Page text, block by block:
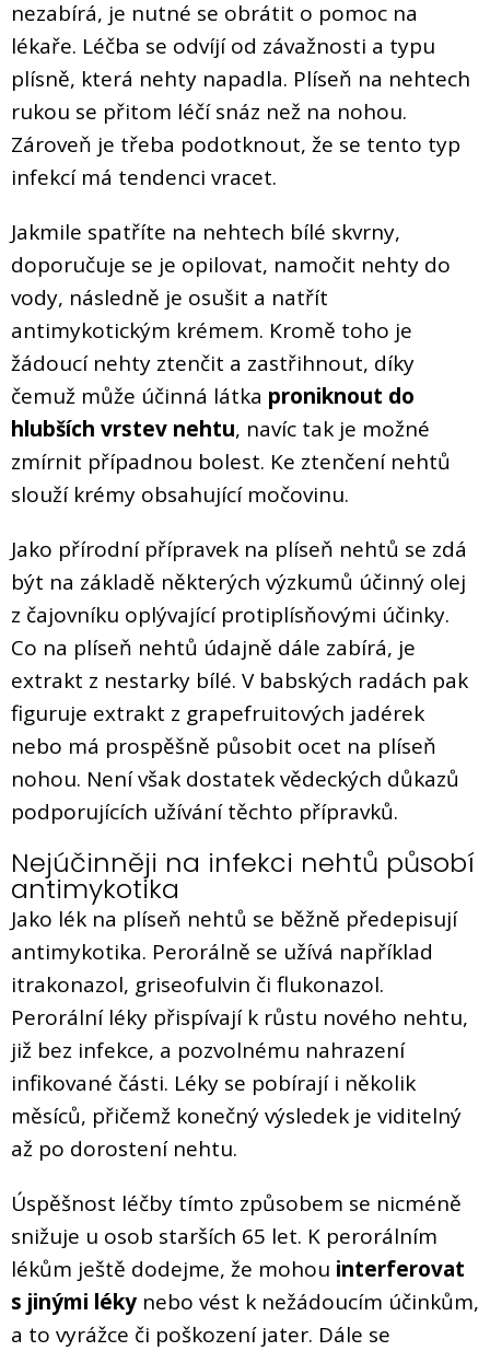
nezabírá, je nutné se obrátit o pomoc na
lékaře. Léčba se odvíjí od závažnosti a typu
plísně, která nehty napadla. Plíseň na nehtech
rukou se přitom léčí snáz než na nohou.
Zároveň je třeba podotknout, že se tento typ
infekcí má tendenci vracet.
Jakmile spatříte na nehtech bílé skvrny,
doporučuje se je opilovat, namočit nehty do
vody, následně je osušit a natřít
antimykotickým krémem. Kromě toho je
žádoucí nehty ztenčit a zastřihnout, díky
čemuž může účinná látka proniknout do
hlubších vrstev nehtu, navíc tak je možné
zmírnit případnou bolest. Ke ztenčení nehtů
slouží krémy obsahující močovinu.
Jako přírodní přípravek na plíseň nehtů se zdá
být na základě některých výzkumů účinný olej
z čajovníku oplývající protiplísňovými účinky.
Co na plíseň nehtů údajně dále zabírá, je
extrakt z nestarky bílé. V babských radách pak
figuruje extrakt z grapefruitových jadérek
nebo má prospěšně působit ocet na plíseň
nohou. Není však dostatek vědeckých důkazů
podporujících užívání těchto přípravků.
Nejúčinněji na infekci nehtů působí
antimykotika
Jako lék na plíseň nehtů se běžně předepisují
antimykotika. Perorálně se užívá například
itrakonazol, griseofulvin či flukonazol.
Perorální léky přispívají k růstu nového nehtu,
již bez infekce, a pozvolnému nahrazení
infikované části. Léky se pobírají i několik
měsíců, přičemž konečný výsledek je viditelný
až po dorostení nehtu.
Úspěšnost léčby tímto způsobem se nicméně
snižuje u osob starších 65 let. K perorálním
lékům ještě dodejme, že mohou interferovat
s jinými léky nebo vést k nežádoucím účinkům,
a to vyrážce či poškození jater. Dále se